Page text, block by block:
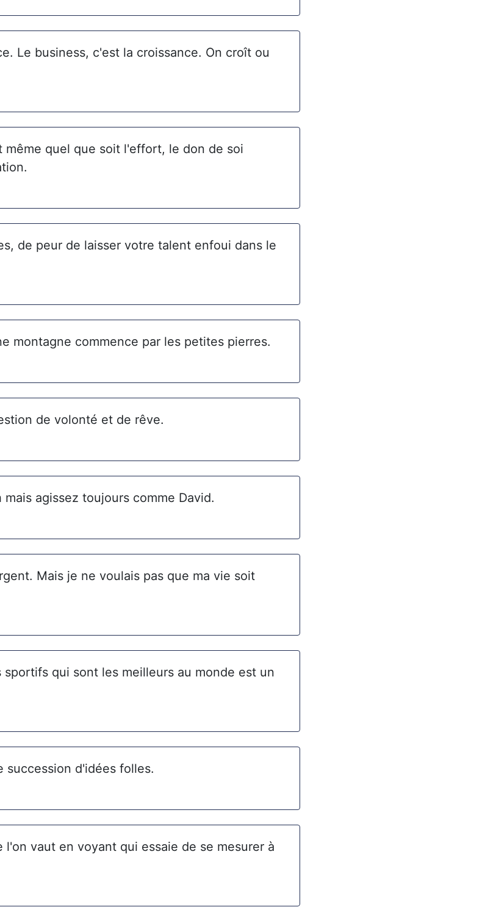
Le business, c'est la croissance. On croît ou
même quel que soit l'effort, le don de soi
de peur de laisser votre talent enfoui dans le
montagne commence par les petites pierres.
de volonté et de rêve.
agissez toujours comme David.
Mais je ne voulais pas que ma vie soit
qui sont les meilleurs au monde est un
succession d'idées folles.
l'on vaut en voyant qui essaie de se mesurer à